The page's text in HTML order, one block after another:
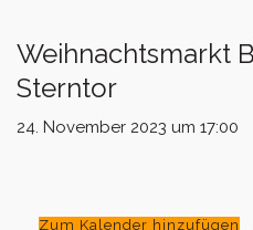
Weihnachtsmarkt
Sterntor
24. November 2023 um 17:00
Zum Kalender hinzufügen